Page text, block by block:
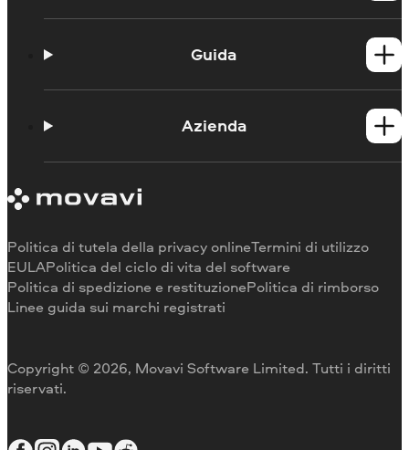
Prodotti per Mac
Guida
Portale didattico
Limitazioni della versione di prova
Rimborso
Azienda
Testimonianze
Perché scegliere noi
Per il lavoro
Copyright © 2026, Movavi Software Limited. Tutti i diritti
riservati.
Politica di tutela della privacy onlineTermini di utilizzo
EULAPolitica del ciclo di vita del software
Politica di spedizione e restituzionePolitica di rimborso
Linee guida sui marchi registrati